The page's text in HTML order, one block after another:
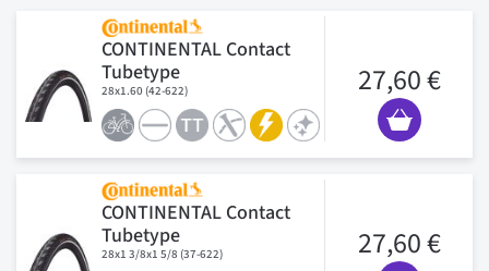
CONTINENTAL Contact
Tubetype
28x1.60 (42-622) 27,60 €
CONTINENTAL Contact
Tubetype
28x1 3/8x1 5/8 (37-622) 27,60 €